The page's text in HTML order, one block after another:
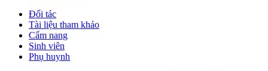
Đối tác
Tài liệu tham khảo
Cẩm nang
Sinh viên
Phụ huynh